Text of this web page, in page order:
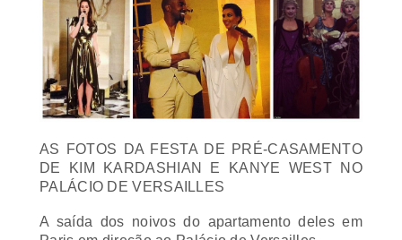
AS FOTOS DA FESTA DE PRÉ-CASAMENTO
DE KIM KARDASHIAN E KANYE WEST NO
PALÁCIO DE VERSAILLES
A saída dos noivos do apartamento deles em